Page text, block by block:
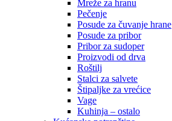
Mreže za hranu
Pečenje
Posude za čuvanje hrane
Posude za pribor
Pribor za sudoper
Proizvodi od drva
Roštilj
Stalci za salvete
Štipaljke za vrećice
Vage
Kuhinja – ostalo